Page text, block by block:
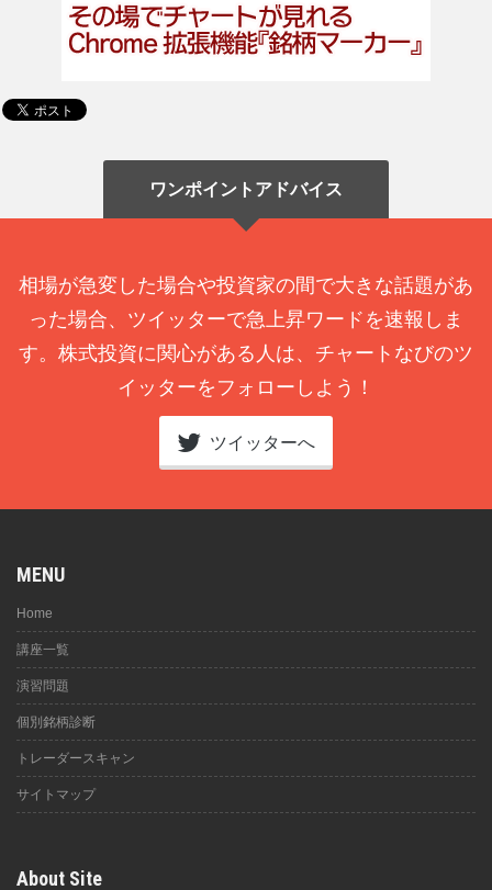
ワンポイントアドバイス
相場が急変した場合や投資家の間で大きな話題があ
った場合、ツイッターで急上昇ワードを速報しま
す。株式投資に関心がある人は、チャートなびのツ
イッターをフォローしよう！
ツイッターへ
MENU
Home
講座一覧
演習問題
個別銘柄診断
トレーダースキャン
サイトマップ
About Site